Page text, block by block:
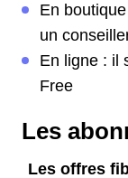
En
un
En ligne : il
Free
Les
Les offres